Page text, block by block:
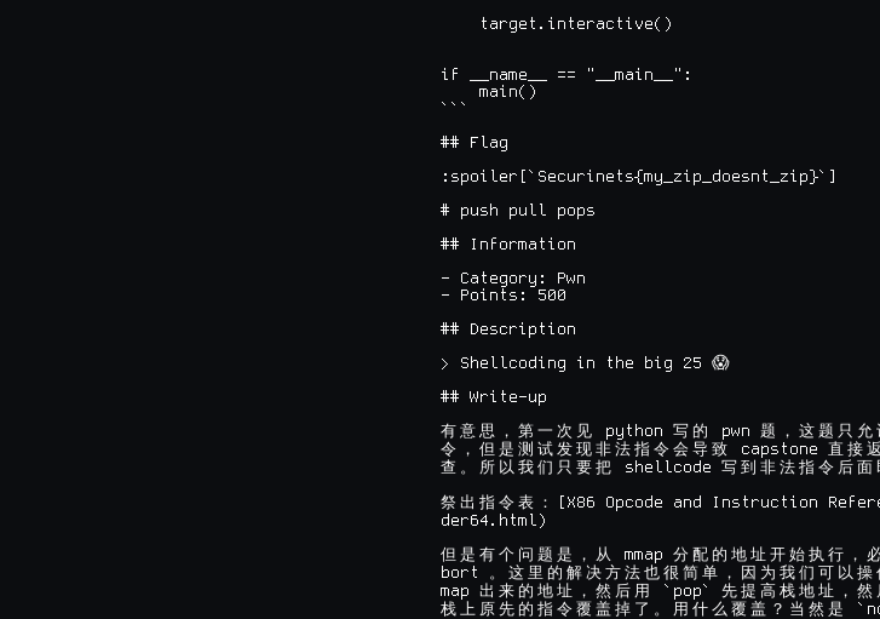
    target.interactive()
if __name__ == "__main__":
    main()
```
## Flag
:spoiler[`Securinets{my_zip_doesnt_zip}`]
# push pull pops
## Information
- Category: Pwn
- Points: 500
## Description
> Shellcoding in the big 25 😱
## Write-up
有 意 思 ， 第 一 次 见 python 写 的 pwn 题 ， 这 题 只 允
令
， 但 是 测 试 发 现 非 法 指 令 会 导 致 capstone 直 接 返
查 。 所 以 我 们 只 要 把 shellcode 写 到 非 法 指 令 后 面
祭 出 指 令 表 ：
[X86 Opcode and Instruction
der64.html)
但 是 有 个 问 题 是 ， 从 mmap 分 配 的 地 址 开 始 执 行 ，
bort
。 这 里 的 解 决 方 法 也 很 简 单 ， 因 为 我 们 可 以 操
map 出 来 的 地 址 ， 然 后 用 `pop` 先 提 高 栈 地 址 ， 然
栈 上 原 先 的 指 令 覆 盖 掉 了 。 用 什 么 覆 盖 ？ 当 然 是